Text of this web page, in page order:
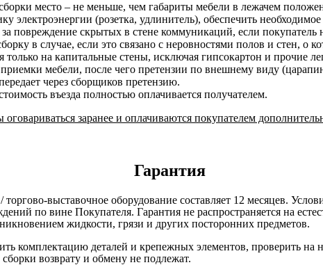
место – не меньше, чем габариты мебели в лежачем
электроэнергии (розетка, удлинитель), обеспечить
повреждение скрытых в стене коммуникаций, если покупатель
в случае, если это связано с неровностями полов и стен, о
на капитальные стены, исключая гипсокартон и прочие
мебели, после чего претензии по внешнему виду
через сборщиков претензию.
въезда полностью оплачивается получателем.
заранее и оплачиваются покупателем
Гарантия
выставочное оборудование составляет 12 месяцев.
по вине Покупателя. Гарантия не распространяется на
жидкости, грязи и других посторонних предметов.
комплектацию деталей и крепежных элементов, проверить на
возврату и обмену не подлежат.